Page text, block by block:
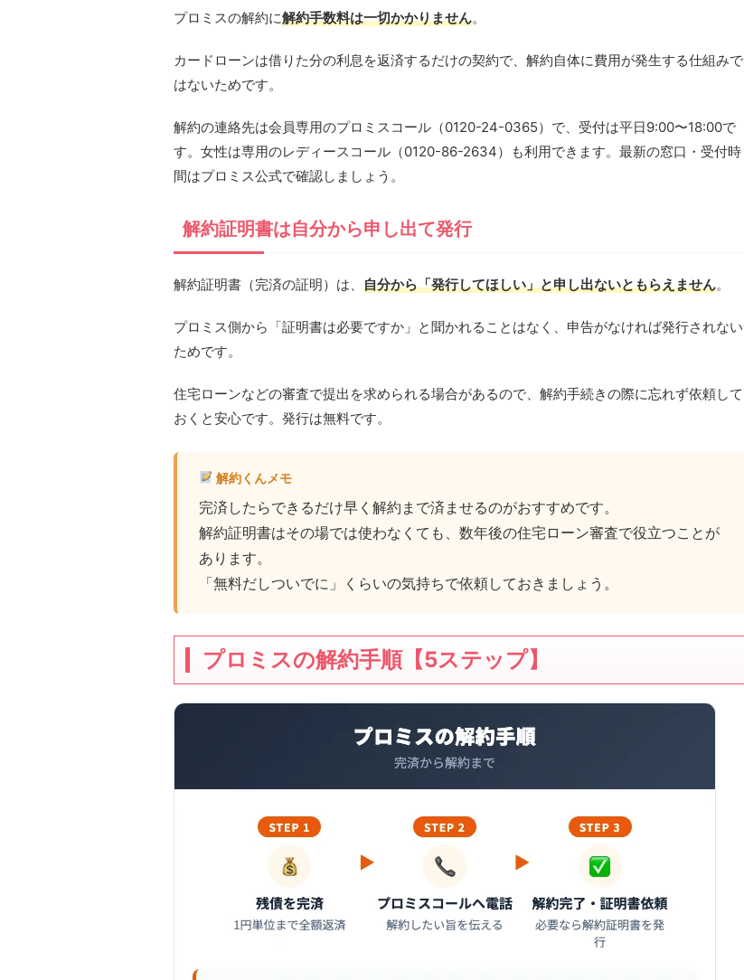
プロミスの解約に解約手数料は一切かかりません。
カードローンは借りた分の利息を返済するだけの契約で、解約自体に費用が発生する仕組みで
はないためです。
解約の連絡先は会員専用のプロミスコール（0120-24-0365）で、受付は平日9:00〜18:00で
す。女性は専用のレディースコール（0120-86-2634）も利用できます。最新の窓口・受付時
間はプロミス公式で確認しましょう。
解約証明書は自分から申し出て発行
解約証明書（完済の証明）は、 自分から「発行してほしい」と申し出ないともらえません。
プロミス側から「証明書は必要ですか」と聞かれることはなく、申告がなければ発行されない
ためです。
住宅ローンなどの審査で提出を求められる場合があるので、解約手続きの際に忘れず依頼して
おくと安心です。発行は無料です。
解約くんメモ
完済したらできるだけ早く解約まで済ませるのがおすすめです。
解約証明書はその場では使わなくても、数年後の住宅ローン審査で役立つことが
あります。
「無料だしついでに」くらいの気持ちで依頼しておきましょう。
プロミスの解約手順【5ステップ】